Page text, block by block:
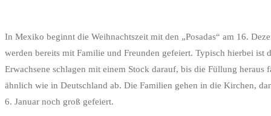
In Mexiko beginnt die Weihnachtszeit mit den „Posadas“ am 16.
werden bereits mit Familie und Freunden gefeiert. Typisch hierbei
Erwachsene schlagen mit einem Stock darauf, bis die Füllung
ähnlich wie in Deutschland ab. Die Familien gehen in die Kirchen,
6. Januar noch groß gefeiert.